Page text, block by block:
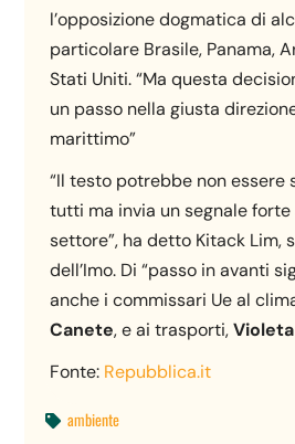
l’opposizione dogmatica di
particolare Brasile, Panama,
Stati Uniti. “Ma questa
un passo nella giusta
marittimo”
“Il testo potrebbe non essere
tutti ma invia un segnale forte
settore”, ha detto Kitack Lim,
dell’Imo. Di “passo in avanti
anche i commissari Ue al
Canete, e ai trasporti,
Fonte: Repubblica.it
 ambiente